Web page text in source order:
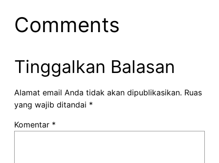
Comments
Tinggalkan Balasan
Alamat email Anda tidak akan dipublikasikan. Ruas
yang wajib ditandai *
Komentar *